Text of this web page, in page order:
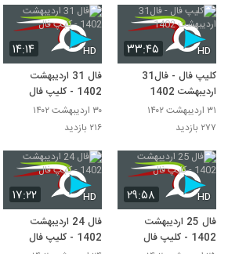
۳۳:۴۵ HD
کلیپ فال - فال31
اردیبهشت 1402
۳۱ اردیبهشت ۱۴۰۲
۲۷۷ بازدید
۱۴:۱۴ HD
فال 31 اردیبهشت
1402 - کلیپ فال
۳۰ اردیبهشت ۱۴۰۲
۲۱۶ بازدید
۲۹:۵۸ HD
فال 25 اردیبهشت
1402 - کلیپ فال
۱۷:۲۲ HD
فال 24 اردیبهشت
1402 - کلیپ فال